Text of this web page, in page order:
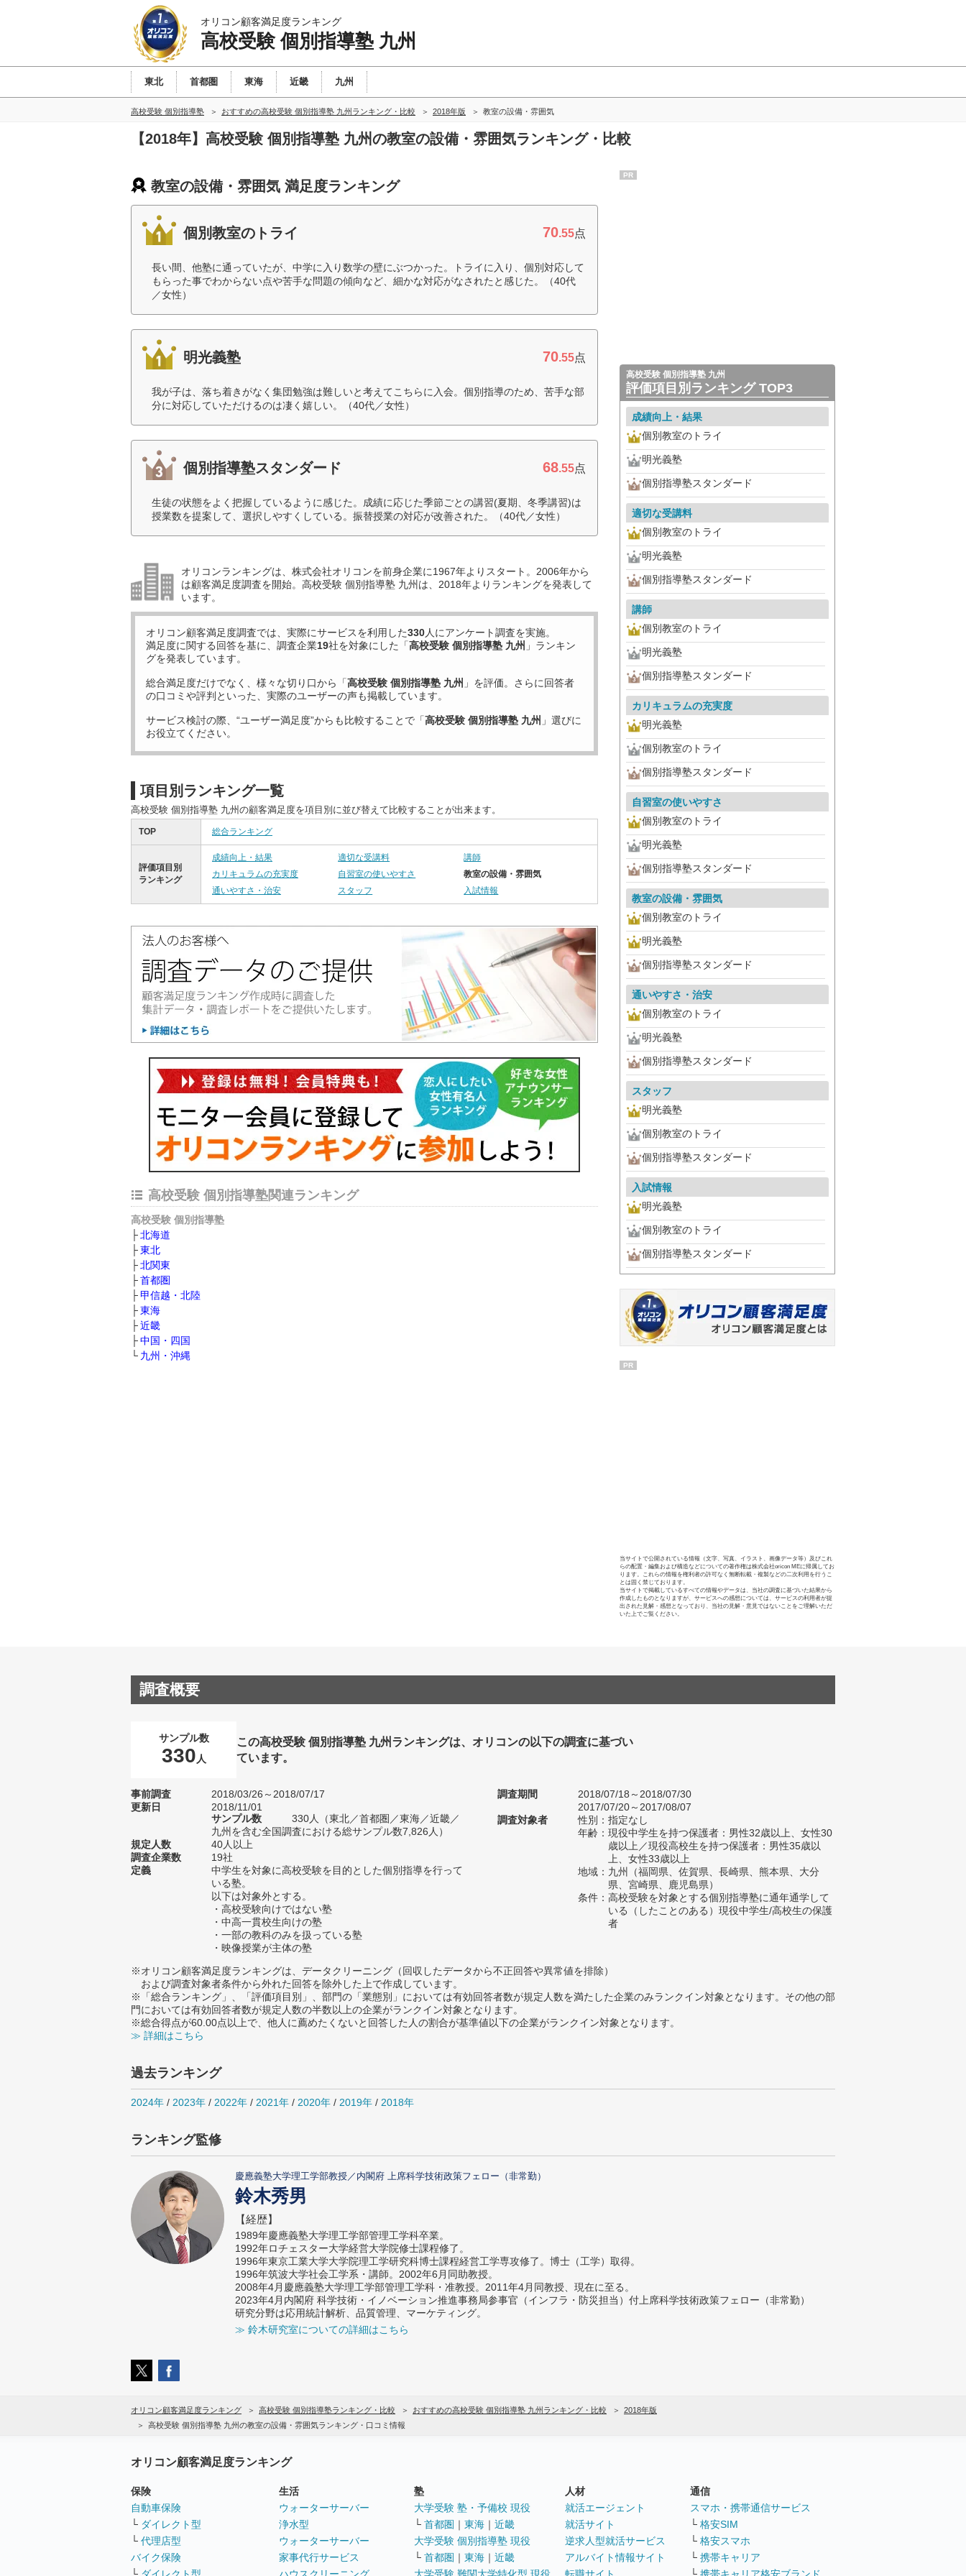
オリコン顧客満足度ランキング
高校受験 個別指導塾 九州
東北 首都圏 東海 近畿 九州
高校受験 個別指導塾 おすすめの高校受験 個別指導塾 九州ランキング・比較 2018年版 教室の設備・雰囲気
【2018年】高校受験 個別指導塾 九州の教室の設備・雰囲気ランキング・比較
教室の設備・雰囲気 満足度ランキング
個別教室のトライ 70.55点
長い間、他塾に通っていたが、中学に入り数学の壁にぶつかった。トライに入り、個別対応して
もらった事でわからない点や苦手な問題の傾向など、細かな対応がなされたと感じた。（40代
／女性）
明光義塾 70.55点
我が子は、落ち着きがなく集団勉強は難しいと考えてこちらに入会。個別指導のため、苦手な部
分に対応していただけるのは凄く嬉しい。（40代／女性）
個別指導塾スタンダード 68.55点
生徒の状態をよく把握しているように感じた。成績に応じた季節ごとの講習(夏期、冬季講習)は
授業数を提案して、選択しやすくしている。振替授業の対応が改善された。（40代／女性）
オリコンランキングは、株式会社オリコンを前身企業に1967年よりスタート。2006年から
は顧客満足度調査を開始。高校受験 個別指導塾 九州は、2018年よりランキングを発表して
います。
オリコン顧客満足度調査では、実際にサービスを利用した330人にアンケート調査を実施。
満足度に関する回答を基に、調査企業19社を対象にした「高校受験 個別指導塾 九州 」ランキン
グを発表しています。
総合満足度だけでなく、様々な切り口から「高校受験 個別指導塾 九州 」を評価。さらに回答者
の口コミや評判といった、実際のユーザーの声も掲載しています。
サービス検討の際、“ユーザー満足度”からも比較することで「高校受験 個別指導塾 九州 」選びに
お役立てください。
項目別ランキング一覧
高校受験 個別指導塾 九州の顧客満足度を項目別に並び替えて比較することが出来ます。
TOP 総合ランキング
評価項目別
ランキング
成績向上・結果 適切な受講料
講師
カリキュラムの充実度
自習室の使いやすさ
教室の設備・雰囲気
通いやすさ・治安
スタッフ 入試情報
高校受験 個別指導塾関連ランキング
高校受験 個別指導塾
北海道
東北
北関東
首都圏
甲信越・北陸
東海
近畿
中国・四国
九州・沖縄
PR
高校受験 個別指導塾 九州
評価項目別ランキング TOP3
成績向上・結果
個別教室のトライ
明光義塾
個別指導塾スタンダード
適切な受講料
個別教室のトライ
明光義塾
個別指導塾スタンダード
講師
個別教室のトライ
明光義塾
個別指導塾スタンダード
カリキュラムの充実度
明光義塾
個別教室のトライ
個別指導塾スタンダード
自習室の使いやすさ
個別教室のトライ
明光義塾
個別指導塾スタンダード
教室の設備・雰囲気
個別教室のトライ
明光義塾
個別指導塾スタンダード
通いやすさ・治安
個別教室のトライ
明光義塾
個別指導塾スタンダード
スタッフ
明光義塾
個別教室のトライ
個別指導塾スタンダード
入試情報
明光義塾
個別教室のトライ
個別指導塾スタンダード
PR
当サイトで公開されている情報（文字、写真、イラスト、画像データ等）及びこれ
らの配置・編集および構造などについての著作権は株式会社oricon MEに帰属してお
ります。これらの情報を権利者の許可なく無断転載・複製などの二次利用を行うこ
とは固く禁じております。
当サイトで掲載しているすべての情報やデータは、当社の調査に基づいた結果から
作成したものとなりますが、サービスへの感想については、サービスの利用者が提
出された見解・感想となっており、当社の見解・意見ではないことをご理解いただ
いた上でご覧ください。
調査概要
サンプル数
330 人
この高校受験 個別指導塾 九州ランキングは、オリコンの以下の調査に基づい
ています。
事前調査
2018/03/26～2018/07/17
更新日
2018/11/01
サンプル数
330人（東北／首都圏／東海／近畿／
九州を含む全国調査における総サンプル数7,826人）
規定人数
40人以上
調査企業数
19社
定義
中学生を対象に高校受験を目的とした個別指導を行って
いる塾。
以下は対象外とする。
・高校受験向けではない塾
・中高一貫校生向けの塾
・一部の教科のみを扱っている塾
・映像授業が主体の塾
調査期間
2018/07/18～2018/07/30
2017/07/20～2017/08/07
調査対象者
性別：指定なし
年齢：現役中学生を持つ保護者：男性32歳以上、女性30
歳以上／現役高校生を持つ保護者：男性35歳以
上、女性33歳以上
地域：九州（福岡県、佐賀県、長崎県、熊本県、大分
県、宮崎県、鹿児島県）
条件：高校受験を対象とする個別指導塾に通年通学して
いる（したことのある）現役中学生/高校生の保護
者
※オリコン顧客満足度ランキングは、データクリーニング（回収したデータから不正回答や異常値を排除）
および調査対象者条件から外れた回答を除外した上で作成しています。
※「総合ランキング」、「評価項目別」、部門の「業態別」においては有効回答者数が規定人数を満たした企業のみランクイン対象となります。その他の部
門においては有効回答者数が規定人数の半数以上の企業がランクイン対象となります。
※総合得点が60.00点以上で、他人に薦めたくないと回答した人の割合が基準値以下の企業がランクイン対象となります。
≫ 詳細はこちら
過去ランキング
2024年 / 2023年 / 2022年 / 2021年 / 2020年 / 2019年 / 2018年
ランキング監修
慶應義塾大学理工学部教授／内閣府 上席科学技術政策フェロー（非常勤）
鈴木秀男
【経歴】
1989年慶應義塾大学理工学部管理工学科卒業。
1992年ロチェスター大学経営大学院修士課程修了。
1996年東京工業大学大学院理工学研究科博士課程経営工学専攻修了。博士（工学）取得。
1996年筑波大学社会工学系・講師。2002年6月同助教授。
2008年4月慶應義塾大学理工学部管理工学科・准教授。2011年4月同教授、現在に至る。
2023年4月内閣府 科学技術・イノベーション推進事務局参事官（インフラ・防災担当）付上席科学技術政策フェロー（非常勤）
研究分野は応用統計解析、品質管理、マーケティング。
≫ 鈴木研究室についての詳細はこちら
オリコン顧客満足度ランキング 高校受験 個別指導塾ランキング・比較 おすすめの高校受験 個別指導塾 九州ランキング・比較
2018年版
高校受験 個別指導塾 九州の教室の設備・雰囲気ランキング・口コミ情報
オリコン顧客満足度ランキング
保険
自動車保険
└ ダイレクト型
└ 代理店型
バイク保険
生活
ウォーターサーバー
浄水型
ウォーターサーバー
家事代行サービス
塾
大学受験 塾・予備校 現役
└ 首都圏 ｜ 東海 ｜ 近畿
大学受験 個別指導塾 現役
└ 首都圏 ｜ 東海 ｜ 近畿
人材
就活エージェント
就活サイト
逆求人型就活サービス
アルバイト情報サイト
通信
スマホ・携帯通信サービス
└ 格安SIM
└ 格安スマホ
└ 携帯キャリア